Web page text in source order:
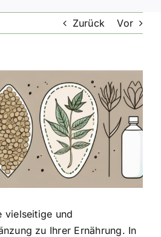
Zurück Vor
vielseitige und
zu Ihrer Ernährung. In